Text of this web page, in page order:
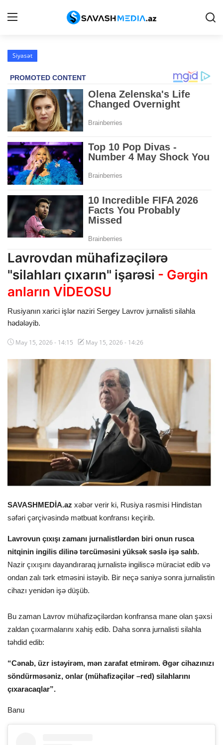
Haqqımızda
Peşə etikası
Reklam
Gündəm
Siyasət
İqtisadiyyat
Hadisə
Dünya
Cəmiyyət
İdman
Mövqe
Maraqlı
Siyasət
Lavrovdan mühafizəçilərə
"silahları çıxarın" işarəsi - Gərgin
anların VİDEOSU
Rusiyanın xarici işlər naziri Sergey Lavrov jurnalisti silahla
hədələyib.
May 15, 2026 - 14:15 May 15, 2026 - 14:26
SAVASHMEDİA.az xəbər verir ki, Rusiya rəsmisi Hindistan
səfəri çərçivəsində mətbuat konfransı keçirib.
Lavrovun çıxışı zamanı jurnalistlərdən biri onun rusca
nitqinin ingilis dilinə tərcüməsini yüksək səslə işə salıb.
Nazir çıxışını dayandıraraq jurnalistə ingiliscə müraciət edib və
ondan zalı tərk etməsini istəyib. Bir neçə saniyə sonra jurnalistin
cihazı yenidən işə düşüb.
Bu zaman Lavrov mühafizəçilərdən konfransa mane olan şəxsi
zaldan çıxarmalarını xahiş edib. Daha sonra jurnalisti silahla
təhdid edib:
“Cənab, üzr istəyirəm, mən zarafat etmirəm. Əgər cihazınızı
söndürməsəniz, onlar (mühafizəçilər –red) silahlarını
çıxaracaqlar”.
Banu